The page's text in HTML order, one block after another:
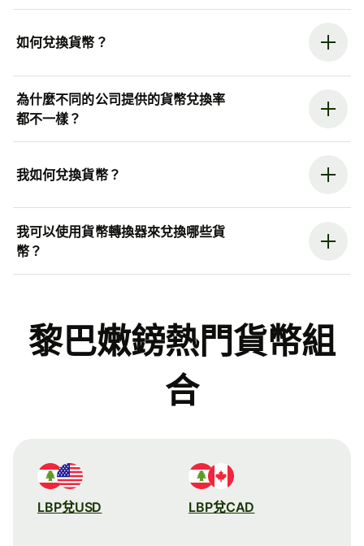
如何兌換貨幣？
為什麼不同的公司提供的貨幣兌換率
都不一樣？
我如何兌換貨幣？
我可以使用貨幣轉換器來兌換哪些貨
幣？
黎巴嫩鎊熱門貨幣組
合
LBP兌USD LBP兌CAD